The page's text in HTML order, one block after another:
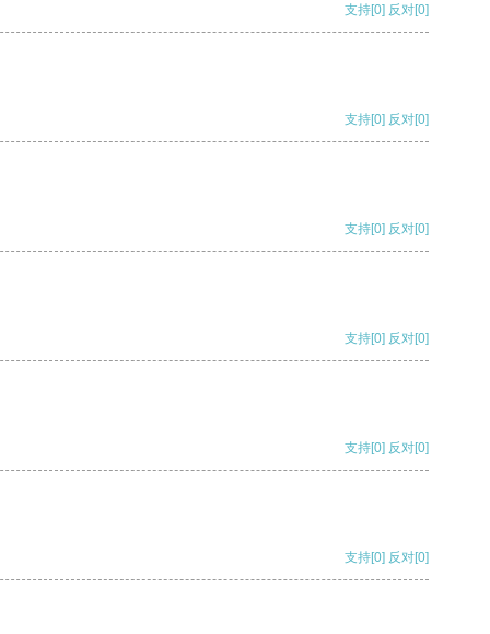
支持[0] 反对[0]
支持[0] 反对[0]
支持[0] 反对[0]
支持[0] 反对[0]
支持[0] 反对[0]
支持[0] 反对[0]